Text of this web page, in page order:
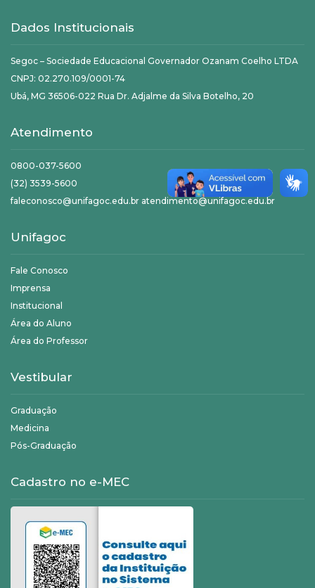
Dados Institucionais
Segoc – Sociedade Educacional Governador Ozanam Coelho LTDA
CNPJ: 02.270.109/0001-74
Ubá, MG 36506-022 Rua Dr. Adjalme da Silva Botelho, 20
Atendimento
0800-037-5600
(32) 3539-5600
faleconosco@unifagoc.edu.br atendimento@unifagoc.edu.br
Unifagoc
Fale Conosco
Imprensa
Institucional
Área do Aluno
Área do Professor
Vestibular
Graduação
Medicina
Pós-Graduação
Cadastro no e-MEC